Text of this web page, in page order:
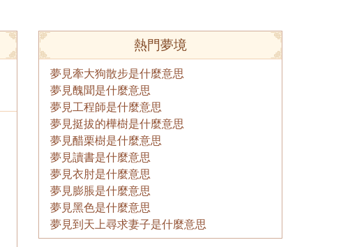
熱門夢境
夢見牽大狗散步是什麼意思
夢見醜聞是什麼意思
夢見工程師是什麼意思
夢見挺拔的樺樹是什麼意思
夢見醋栗樹是什麼意思
夢見讀書是什麼意思
夢見衣肘是什麼意思
夢見膨脹是什麼意思
夢見黑色是什麼意思
夢見到天上尋求妻子是什麼意思